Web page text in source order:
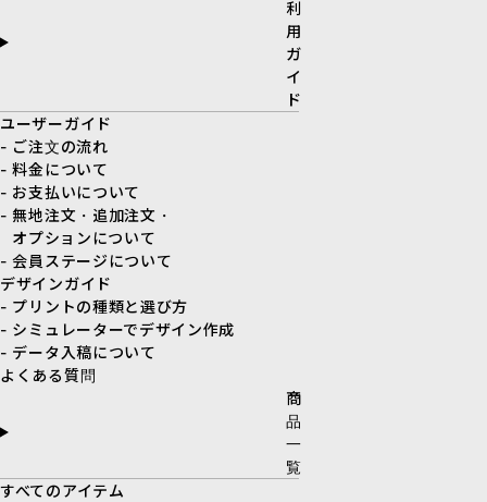
利
用
ガ
イ
ド
ユーザーガイド
- ご注文の流れ
- 料金について
- お支払いについて
- 無地注文・追加注文・
オプションについて
- 会員ステージについて
デザインガイド
- プリントの種類と選び方
- シミュレーターでデザイン作成
- データ入稿について
よくある質問
商
品
一
覧
すべてのアイテム